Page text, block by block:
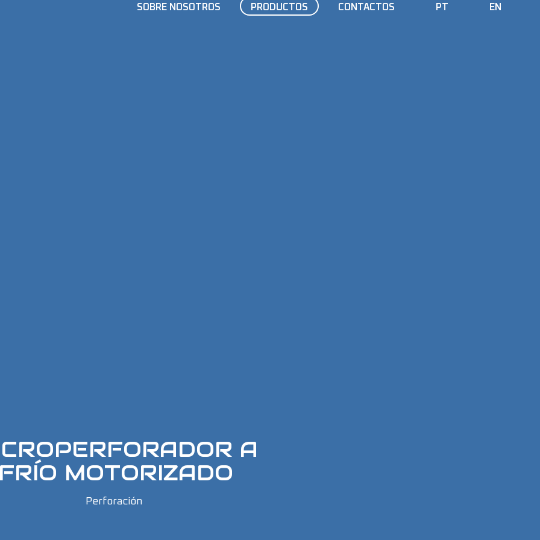
SOBRE NOSOTROS PRODUCTOS CONTACTOS PT EN
A
MOTORIZADO
Perforación